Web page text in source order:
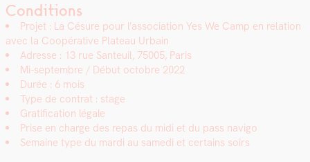
Conditions
Pro­jet : La Césure pour l’association Yes We Camp en rela­tion
avec la Coopéra­tive Plateau Urbain
Adresse : 13 rue San­teuil, 75005, Paris
Mi-sep­tem­bre / Début octo­bre 2022
Durée : 6 mois
Type de con­trat : stage
Grat­i­fi­ca­tion légale
Prise en charge des repas du midi et du pass nav­i­go
Semaine type du mar­di au same­di et cer­tains soirs